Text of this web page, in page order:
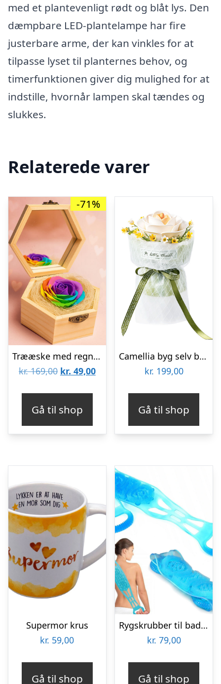
med et plantevenligt rødt og blåt lys. Den
dæmpbare LED-plantelampe har fire
justerbare arme, der kan vinkles for at
tilpasse lyset til planternes behov, og
timerfunktionen giver dig mulighed for at
indstille, hvornår lampen skal tændes og
slukkes.
Relaterede varer
-71%
Trææske med regnbuerose
kr.169,00 Den
kr. 169,00.
kr. 49,00Den
kr. 49,00.
Gå til shop
Camellia byg selv blomst Rokrâ¢ (AF011)
kr. 199,00
Gå til shop
Supermor krus
kr. 59,00
Gå til shop
Rygskrubber til badet – massage og kropvask
kr. 79,00
Gå til shop